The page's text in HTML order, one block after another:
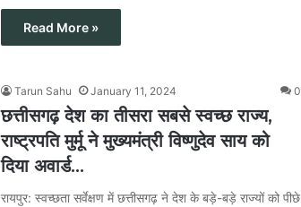
Read More »
Tarun Sahu January 11, 2024 0
छत्तीसगढ़ देश का तीसरा सबसे स्वच्छ राज्य,
राष्ट्रपति मुर्मू ने मुख्यमंत्री विष्णुदेव साय को
दिया अवार्ड…
रायपुर: स्वच्छता सर्वेक्षण में छत्तीसगढ़ ने देश के बड़े-बड़े राज्यों को पीछे